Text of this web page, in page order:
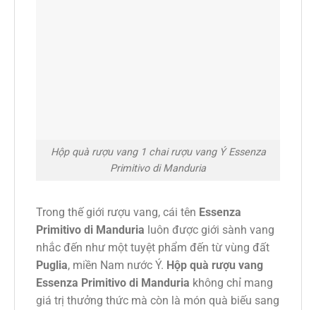
Hộp quà rượu vang 1 chai rượu vang Ý Essenza
Primitivo di Manduria
Trong thế giới rượu vang, cái tên Essenza
Primitivo di Manduria luôn được giới sành vang
nhắc đến như một tuyệt phẩm đến từ vùng đất
Puglia, miền Nam nước Ý. Hộp quà rượu vang
Essenza Primitivo di Manduria không chỉ mang
giá trị thưởng thức mà còn là món quà biếu sang